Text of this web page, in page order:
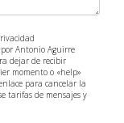
de
por Antonio Aguirre
dejar de recibir
momento o «help»
para cancelar la
tarifas de mensajes y